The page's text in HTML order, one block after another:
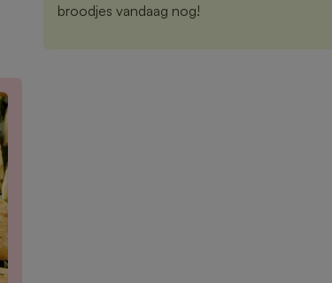
broodjes vandaag nog!